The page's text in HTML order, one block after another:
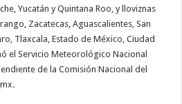
Yucatán y Quintana Roo, y lloviznas
Zacatecas, Aguascalientes, San
Tlaxcala, Estado de México, Ciudad
el Servicio Meteorológico Nacional
de la Comisión Nacional del